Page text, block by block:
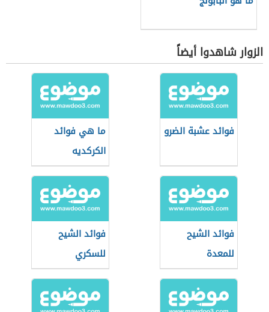
الزوار شاهدوا أيضاً
فوائد عشبة الضرو
ما هي فوائد
الكركديه
فوائد الشيح
للمعدة
فوائد الشيح
للسكري